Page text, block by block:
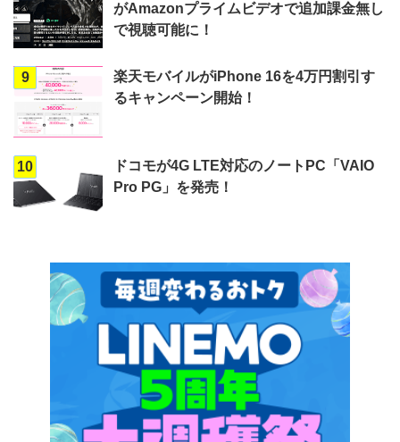
がAmazonプライムビデオで追加課金無し
で視聴可能に！
9
楽天モバイルがiPhone 16を4万円割引す
るキャンペーン開始！
10
ドコモが4G LTE対応のノートPC「VAIO
Pro PG」を発売！